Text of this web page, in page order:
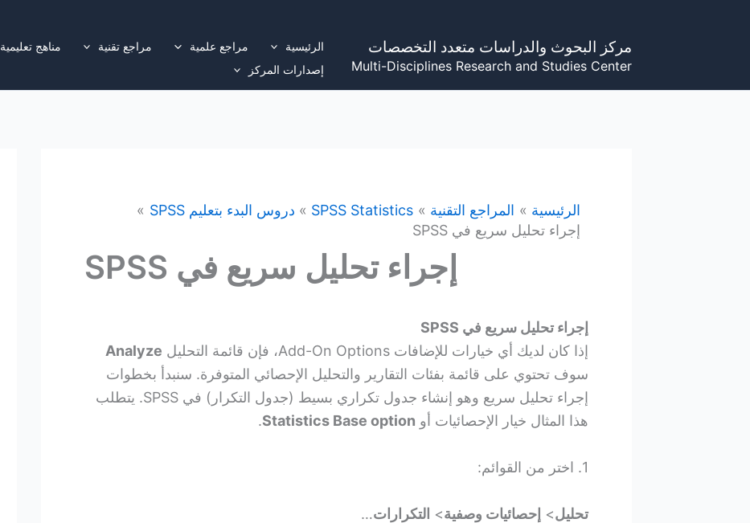
مركز البحوث والدراسات متعدد التخصصات
Multi-Disciplines Research and Studies Center
الرئيسية مراجع علمية مراجع تقنية مناهج تعليمية
إصدارات المركز
الرئيسية المراجع التقنية SPSS Statistics
دروس البدء بتعليم SPSS
إجراء تحليل سريع في SPSS
إجراء تحليل سريع في SPSS
إجراء تحليل سريع في SPSS
إذا كان لديك أي خيارات للإضافات Add-On Options، فإن قائمة التحليل
Analyze
سوف تحتوي على قائمة بفئات التقارير والتحليل الإحصائي المتوفرة. سنبدأ بخطوات
إجراء تحليل سريع وهو إنشاء جدول تكراري بسيط (جدول التكرار) في SPSS. يتطلب
هذا المثال خيار الإحصائيات أو Statistics Base option
.
1. اختر من القوائم:
تحليل> إحصائيات وصفية> التكرارات…